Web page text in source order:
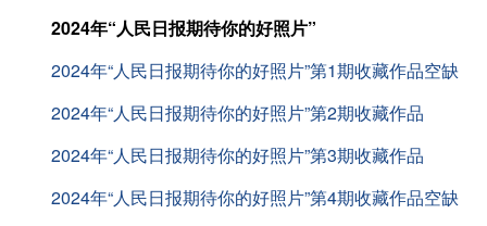
2024年“人民日报期待你的好照片”
2024年“人民日报期待你的好照片”第1期收藏作品空缺
2024年“人民日报期待你的好照片”第2期收藏作品
2024年“人民日报期待你的好照片”第3期收藏作品
2024年“人民日报期待你的好照片”第4期收藏作品空缺